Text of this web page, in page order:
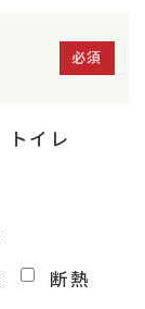
必須
トイレ
断熱